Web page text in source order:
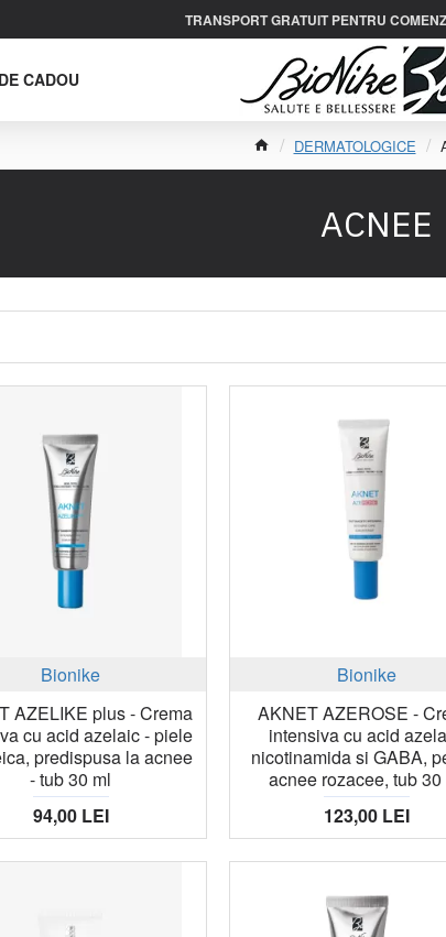
TRANSPORT GRATUIT PENTRU
CADOU
DERMATOLOGICE
ACNEE
Bionike
AZELIKE plus - Crema
cu acid azelaic - piele
predispusa la acnee
- tub 30 ml
94,00 LEI
Bionike
AKNET AZEROSE -
intensiva cu acid
nicotinamida si GABA,
acnee rozacee, tub 30
123,00 LEI